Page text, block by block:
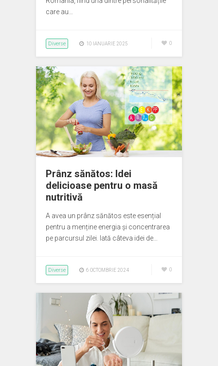
care au…
Diverse 10 IANUARIE 2025 0
Prânz sănătos: Idei
delicioase pentru o masă
nutritivă
A avea un prânz sănătos este esențial
pentru a menține energia și concentrarea
pe parcursul zilei. Iată câteva idei de…
Diverse 6 OCTOMBRIE 2024 0